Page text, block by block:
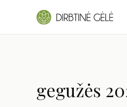
gegužės